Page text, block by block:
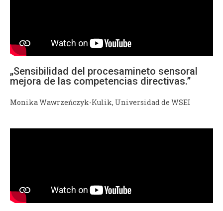
„Sensibilidad del procesamineto sensoral
mejora de las competencias directivas.”
Monika Wawrzeńczyk-Kulik, Universidad de WSEI